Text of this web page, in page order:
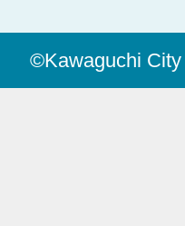
©Kawaguchi City